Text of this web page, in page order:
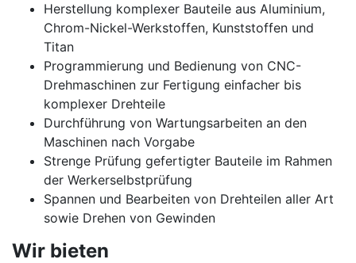
Herstellung komplexer Bauteile aus Aluminium,
Chrom-Nickel-Werkstoffen, Kunststoffen und
Titan
Programmierung und Bedienung von CNC-
Drehmaschinen zur Fertigung einfacher bis
komplexer Drehteile
Durchführung von Wartungsarbeiten an den
Maschinen nach Vorgabe
Strenge Prüfung gefertigter Bauteile im Rahmen
der Werkerselbstprüfung
Spannen und Bearbeiten von Drehteilen aller Art
sowie Drehen von Gewinden
Wir bieten